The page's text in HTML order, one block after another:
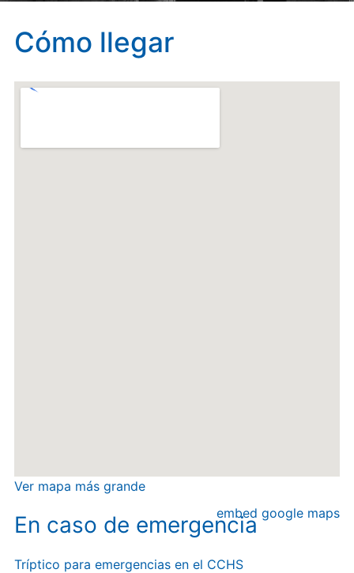
Cómo llegar
embed google maps
Ver mapa más grande
En caso de emergencia
Tríptico para emergencias en el CCHS